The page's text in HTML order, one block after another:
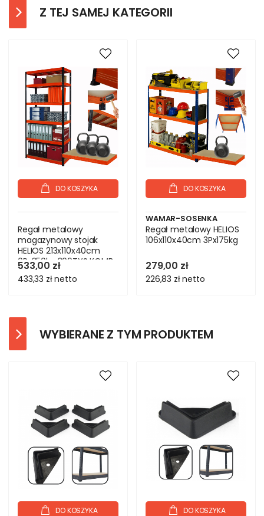
Z TEJ SAMEJ KATEGORII
DO KOSZYKA
Regał metalowy
magazynowy stojak
HELIOS 213x110x40cm
6Px350kg 300TYS KOMB
533,00 zł
433,33 złnetto
DO KOSZYKA
WAMAR-SOSENKA
Regał metalowy HELIOS
106x110x40cm 3Px175kg
279,00 zł
226,83 złnetto
WYBIERANE Z TYM PRODUKTEM
DO KOSZYKA DO KOSZYKA